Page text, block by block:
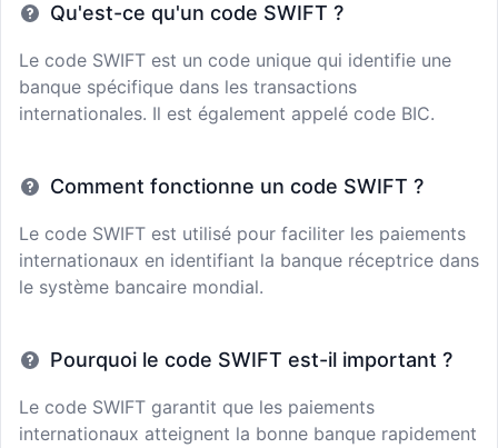
Qu'est-ce qu'un code SWIFT ?
Le code SWIFT est un code unique qui identifie une
banque spécifique dans les transactions
internationales. Il est également appelé code BIC.
Comment fonctionne un code SWIFT ?
Le code SWIFT est utilisé pour faciliter les paiements
internationaux en identifiant la banque réceptrice dans
le système bancaire mondial.
Pourquoi le code SWIFT est-il important ?
Le code SWIFT garantit que les paiements
internationaux atteignent la bonne banque rapidement